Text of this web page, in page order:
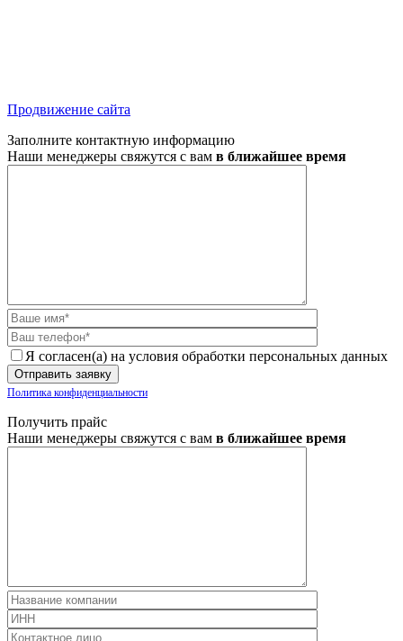
Продвижение сайта
Заполните контактную информацию
Наши менеджеры свяжутся с вам в ближайшее время
Я согласен(а) на условия обработки персональных данных
Политика конфиденциальности
Получить прайс
Наши менеджеры свяжутся с вам в ближайшее время